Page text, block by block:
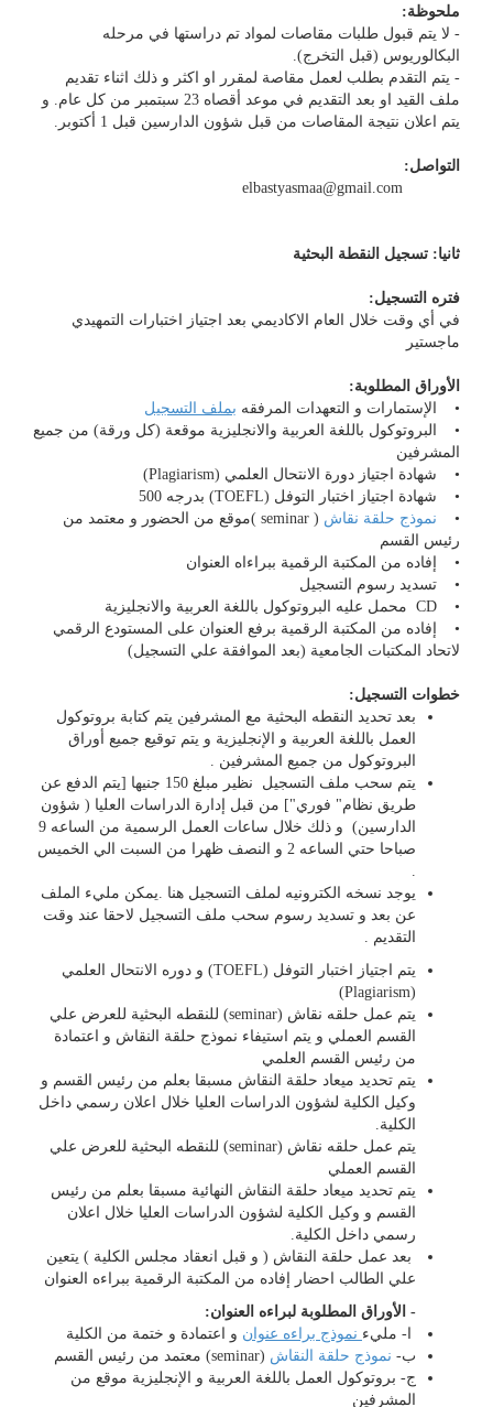
ملحوظة:
- لا يتم قبول طلبات مقاصات لمواد تم دراستها في مرحله
البكالوريوس (قبل التخرج).
- يتم التقدم بطلب لعمل مقاصة لمقرر او اكثر و ذلك اثناء تقديم
ملف القيد او بعد التقديم في موعد أقصاه 23 سبتمبر من كل عام. و
يتم اعلان نتيجة المقاصات من قبل شؤون الدارسين قبل 1 أكتوبر.
التواصل:
ثانيا: تسجيل النقطة البحثية
فتره التسجيل:
في أي وقت خلال العام الاكاديمي بعد اجتياز اختبارات التمهيدي
ماجستير
الأوراق المطلوبة:
• الإستمارات و التعهدات المرفقه بملف التسجيل
• البروتوكول باللغة العربية والانجليزية موقعة (كل ورقة) من جميع
المشرفين
• شهادة اجتياز دورة الانتحال العلمي (Plagiarism)
• شهادة اجتياز اختبار التوفل (TOEFL) بدرجه 500
• نموذج حلقة نقاش
( seminar )موقع من الحضور و معتمد من
رئيس القسم
• إفاده من المكتبة الرقمية ببراءاه العنوان
• تسديد رسوم التسجيل
• CD محمل عليه البروتوكول باللغة العربية والانجليزية
• إفاده من المكتبة الرقمية برفع العنوان على المستودع الرقمي
لاتحاد المكتبات الجامعية (بعد الموافقة علي التسجيل)
خطوات التسجيل:
بعد تحديد النقطه البحثية مع المشرفين يتم كتابة بروتوكول
العمل باللغة العربية و الإنجليزية و يتم توقيع جميع أوراق
البروتوكول من جميع المشرفين .
يتم سحب ملف التسجيل نظير مبلغ 150 جنيها [يتم الدفع عن
طريق نظام" فوري"] من قبل إدارة الدراسات العليا ( شؤون
الدارسين) و ذلك خلال ساعات العمل الرسمية من الساعه 9
صباحا حتي الساعه 2 و النصف ظهرا من السبت الي الخميس
يوجد نسخه الكترونيه لملف التسجيل هنا .يمكن مليء الملف
عن بعد و تسديد رسوم سحب ملف التسجيل لاحقا عند وقت
التقديم .
يتم اجتياز اختبار التوفل (TOEFL) و دوره الانتحال العلمي
(Plagiarism)
يتم عمل حلقه نقاش (seminar) للنقطه البحثية للعرض علي
القسم العملي و يتم استيفاء نموذج حلقة النقاش و اعتمادة
من رئيس القسم العلمي
يتم تحديد ميعاد حلقة النقاش مسبقا بعلم من رئيس القسم و
وكيل الكلية لشؤون الدراسات العليا خلال اعلان رسمي داخل
الكلية.
يتم عمل حلقه نقاش (seminar) للنقطه البحثية للعرض علي
القسم العملي
يتم تحديد ميعاد حلقة النقاش النهائية مسبقا بعلم من رئيس
القسم و وكيل الكلية لشؤون الدراسات العليا خلال اعلان
رسمي داخل الكلية.
بعد عمل حلقة النقاش ( و قبل انعقاد مجلس الكلية ) يتعين
علي الطالب احضار إفاده من المكتبة الرقمية ببراءه العنوان
- الأوراق المطلوبة لبراءه العنوان:
ا- مليء نموذج براءه عنوان و اعتمادة و ختمة من الكلية
ب- نموذج حلقة النقاش (seminar) معتمد من رئيس القسم
ج- بروتوكول العمل باللغة العربية و الإنجليزية موقع من
المشرفين